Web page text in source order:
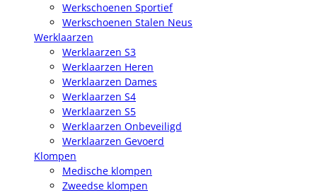
Werkschoenen Sportief
Werkschoenen Stalen Neus
Werklaarzen
Werklaarzen S3
Werklaarzen Heren
Werklaarzen Dames
Werklaarzen S4
Werklaarzen S5
Werklaarzen Onbeveiligd
Werklaarzen Gevoerd
Klompen
Medische klompen
Zweedse klompen